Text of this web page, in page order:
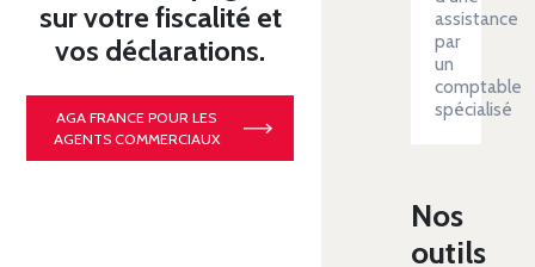
sur votre fiscalité et
vos déclarations.
AGA FRANCE POUR LES
AGENTS COMMERCIAUX
assistance
par
un
comptable
spécialisé
Nos
outils